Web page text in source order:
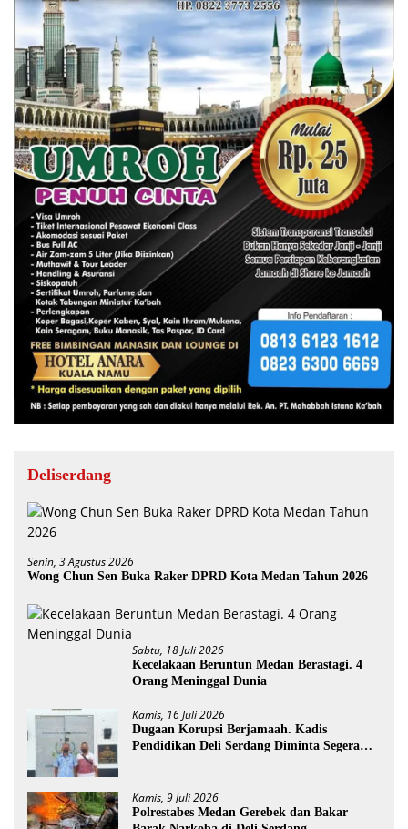
Deliserdang
Senin, 3 Agustus 2026
Wong Chun Sen Buka Raker DPRD Kota Medan Tahun 2026
Sabtu, 18 Juli 2026
Kecelakaan Beruntun Medan Berastagi. 4
Orang Meninggal Dunia
Kamis, 16 Juli 2026
Dugaan Korupsi Berjamaah. Kadis
Pendidikan Deli Serdang Diminta Segera
Kamis, 9 Juli 2026
Polrestabes Medan Gerebek dan Bakar